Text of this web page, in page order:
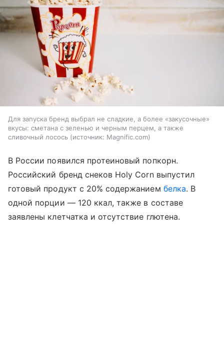
Для запуска бренд выбрал не сладкие, а более «закусочные»
вкусы: сметана с зеленью и черным перцем, а также
сливочный лосось
источник: Magnific.com
В России появился протеиновый попкорн.
Российский бренд снеков Holy Corn выпустил
готовый продукт с 20% содержанием белка. В
одной порции — 120 ккал, также в составе
заявлены клетчатка и отсутствие глютена.